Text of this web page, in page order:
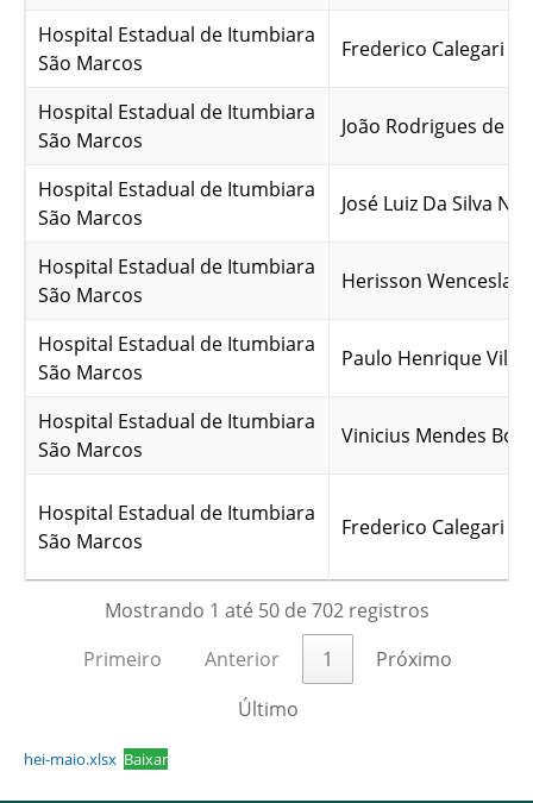
Hospital Estadual de Itumbiara
São Marcos
Frederico Calegari
Hospital Estadual de Itumbiara
São Marcos
João Rodrigues de
Hospital Estadual de Itumbiara
São Marcos
José Luiz Da Silva
Hospital Estadual de Itumbiara
São Marcos
Herisson Wenceslau
Hospital Estadual de Itumbiara
São Marcos
Paulo Henrique
Hospital Estadual de Itumbiara
São Marcos
Vinicius Mendes
Hospital Estadual de Itumbiara
São Marcos
Frederico Calegari
Mostrando 1 até 50 de 702 registros
Primeiro
Anterior 1
Próximo
Último
hei-maio.xlsx Baixar